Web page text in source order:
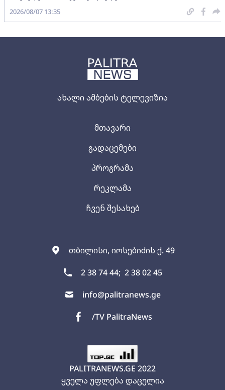
ახალი ამბების ტელევიზია
თბილისი, იოსებიძის ქ. 49
2 38 74 44; 2 38 02 45
info@palitranews.ge
/TV PalitraNews
მთავარი
გადაცემები
პროგრამა
რეკლამა
ჩვენ შესახებ
PALITRANEWS.GE 2022
ყველა უფლება დაცულია
2026/08/07 13:35